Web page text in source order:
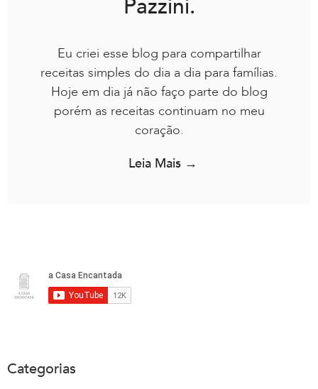
Pazzini.
Eu criei esse blog para compartilhar
receitas simples do dia a dia para famílias.
Hoje em dia já não faço parte do blog
porém as receitas continuam no meu
coração.
Leia Mais →
Categorias